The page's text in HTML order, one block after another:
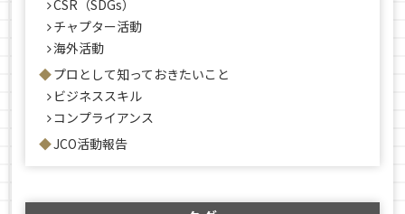
CSR（SDGs）
チャプター活動
海外活動
プロとして知っておきたいこと
ビジネススキル
コンプライアンス
JCO活動報告